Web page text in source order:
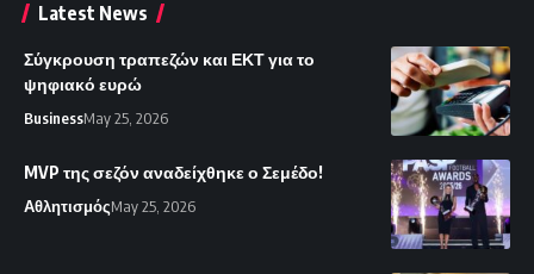
Latest News
Σύγκρουση τραπεζών και ΕΚΤ για το
ψηφιακό ευρώ
BusinessMay 25, 2026
MVP της σεζόν αναδείχθηκε ο Σεμέδο!
ΑθλητισμόςMay 25, 2026